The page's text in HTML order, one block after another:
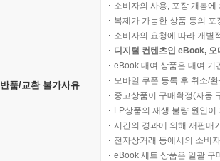
반품/교환 불가사유
소비자의 사용, 포장 개봉
복제가 가능한 상품 등의
소비자의 요청에 따라 개별
디지털 컨텐츠인 eBook,
eBook 대여 상품은 대여 기
모바일 쿠폰 등록 후 취소/
중고상품이 구매확정(자동
LP상품의 재생 불량 원인
시간의 경과에 의해 재판매
전자상거래 등에서의 소비
eBook 세트 상품은 일괄 구